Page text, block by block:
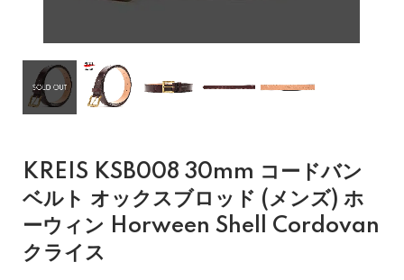
KREIS KSB008 30mm コードバン
ベルト オックスブロッド (メンズ) ホ
ーウィン Horween Shell Cordovan
クライス